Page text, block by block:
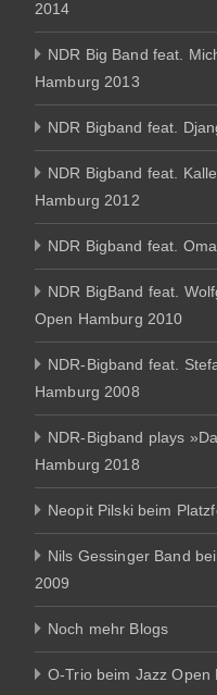
2014
NDR Big Band feat.
Hamburg 2013
NDR Bigband feat.
NDR Bigband feat.
Hamburg 2012
NDR Bigband feat.
NDR BigBand feat.
Open Hamburg 2010
NDR-Bigband feat.
Hamburg 2008
NDR-Bigband plays
Hamburg 2018
Neopit Pilski beim
Nils Gessinger Band
2009
Noch mehr Blogs
O-Trio beim Jazz Open